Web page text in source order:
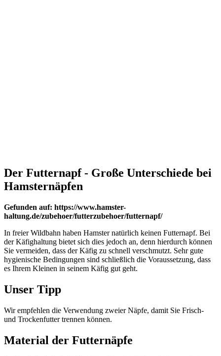
Der Futternapf - Große Unterschiede bei
Hamsternäpfen
Gefunden auf: https://www.hamster-
haltung.de/zubehoer/futterzubehoer/futternapf/
In freier Wildbahn haben Hamster natürlich keinen Futternapf. Bei
der Käfighaltung bietet sich dies jedoch an, denn hierdurch können
Sie vermeiden, dass der Käfig zu schnell verschmutzt. Sehr gute
hygienische Bedingungen sind schließlich die Voraussetzung, dass
es Ihrem Kleinen in seinem Käfig gut geht.
Unser Tipp
Wir empfehlen die Verwendung zweier Näpfe, damit Sie Frisch-
und Trockenfutter trennen können.
Material der Futternäpfe